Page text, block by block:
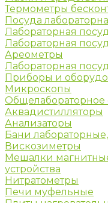
Термометры
Посуда
Лабораторная
Лабораторная
Ареометры
Лабораторная
Приборы и
Микроскопы
Общелабораторное
Аквадистилляторы
Анализаторы
Бани
Вискозиметры
Мешалки
устройства
Нитратометры
Печи муфельные